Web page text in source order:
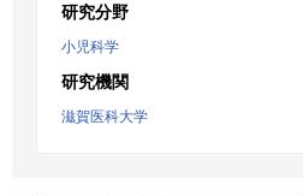
研究分野
小児科学
研究機関
滋賀医科大学